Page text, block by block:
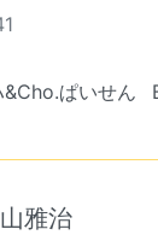
&Cho.ぱいせん
雅治